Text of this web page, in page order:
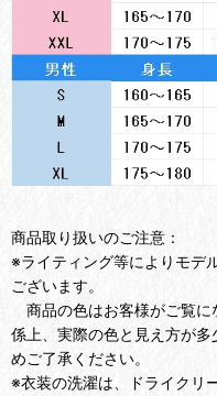
商品取り扱いのご注意：
※ライティング等によりモデ
ございます。
商品の色はお客様がご覧に
係上、実際の色と見え方が
めご了承ください。
※衣装の洗濯は、ドライクリ